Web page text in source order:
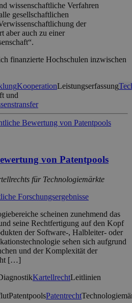
wissenschaftliche Verfahren
gesellschaftlichen
der
aber auch zu einer
finanzierte Hochschulen inzwischen
KooperationLeistungserfassung
und
von Patentpools
für Technologiemärkte
Forschungsergebnisse
scheinen zunehmend das
seine Rechtfertigung auf den Kopf
der Software-, Halbleiter- oder
sehen sich aufgrund
und der Komplexität der
[…]
KartellrechtLeitlinien
PatentpoolsPatentrecht